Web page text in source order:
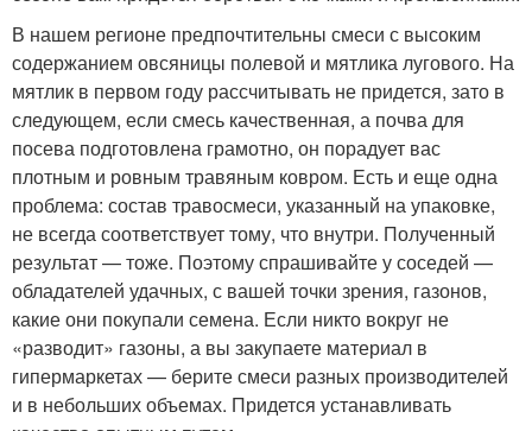
В нашем регионе предпочтительны смеси с высоким
содержанием овсяницы полевой и мятлика лугового. На
мятлик в первом году рассчитывать не придется, зато в
следующем, если смесь качественная, а почва для
посева подготовлена грамотно, он порадует вас
плотным и ровным травяным ковром. Есть и еще одна
проблема: состав травосмеси, указанный на упаковке,
не всегда соответствует тому, что внутри. Полученный
результат — тоже. Поэтому спрашивайте у соседей —
обладателей удачных, с вашей точки зрения, газонов,
какие они покупали семена. Если никто вокруг не
«разводит» газоны, а вы закупаете материал в
гипермаркетах — берите смеси разных производителей
и в небольших объемах. Придется устанавливать